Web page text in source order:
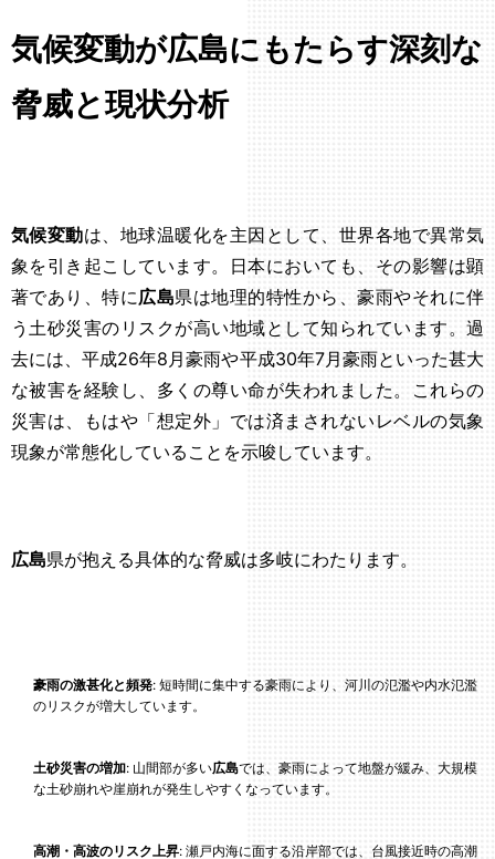
気候変動が広島にもたらす深刻な
脅威と現状分析
気候変動は、地球温暖化を主因として、世界各地で異常気
象を引き起こしています。日本においても、その影響は顕
著であり、特に広島県は地理的特性から、豪雨やそれに伴
う土砂災害のリスクが高い地域として知られています。過
去には、平成26年8月豪雨や平成30年7月豪雨といった甚大
な被害を経験し、多くの尊い命が失われました。これらの
災害は、もはや「想定外」では済まされないレベルの気象
現象が常態化していることを示唆しています。
広島県が抱える具体的な脅威は多岐にわたります。
豪雨の激甚化と頻発: 短時間に集中する豪雨により、河川の氾濫や内水氾濫
のリスクが増大しています。
土砂災害の増加: 山間部が多い広島では、豪雨によって地盤が緩み、大規模
な土砂崩れや崖崩れが発生しやすくなっています。
高潮・高波のリスク上昇: 瀬戸内海に面する沿岸部では、台風接近時の高潮